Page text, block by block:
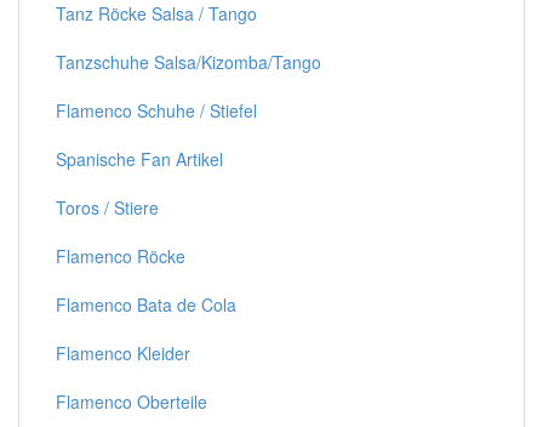
Tanz Röcke Salsa / Tango
Tanzschuhe Salsa/Kizomba/Tango
Flamenco Schuhe / Stiefel
Spanische Fan Artikel
Toros / Stiere
Flamenco Röcke
Flamenco Bata de Cola
Flamenco Kleider
Flamenco Oberteile